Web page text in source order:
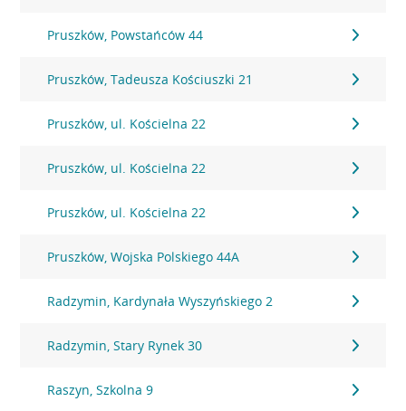
Pruszków, Powstańców 44
Pruszków, Tadeusza Kościuszki 21
Pruszków, ul. Kościelna 22
Pruszków, ul. Kościelna 22
Pruszków, ul. Kościelna 22
Pruszków, Wojska Polskiego 44A
Radzymin, Kardynała Wyszyńskiego 2
Radzymin, Stary Rynek 30
Raszyn, Szkolna 9